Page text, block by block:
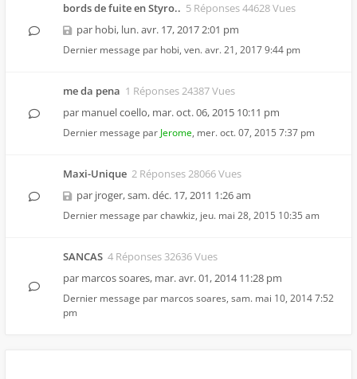
bords de fuite en Styro.. 5 Réponses 44628 Vues
par hobi, lun. avr. 17, 2017 2:01 pm
Dernier message par hobi, ven. avr. 21, 2017 9:44 pm
me da pena 1 Réponses 24387 Vues
par manuel coello, mar. oct. 06, 2015 10:11 pm
Dernier message par Jerome, mer. oct. 07, 2015 7:37 pm
Maxi-Unique 2 Réponses 28066 Vues
par jroger,sam. déc. 17, 2011 1:26 am
Dernier message parchawkiz, jeu. mai 28, 2015 10:35 am
SANCAS 4 Réponses 32636 Vues
par marcos soares, mar. avr. 01, 2014 11:28 pm
Dernier message par marcos soares, sam. mai 10, 2014 7:52
pm